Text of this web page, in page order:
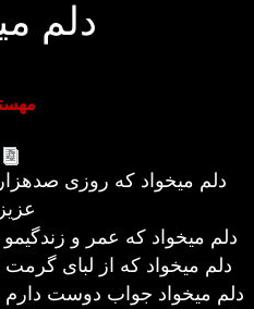
دلم
دلم میخواد که روزی
دلم میخواد که عمر و
دلم میخواد که از لبای
دلم میخواد جواب دوست دارم